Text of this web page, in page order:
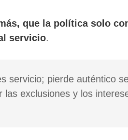
que la política solo
servicio.
servicio; pierde auténtico
exclusiones y los